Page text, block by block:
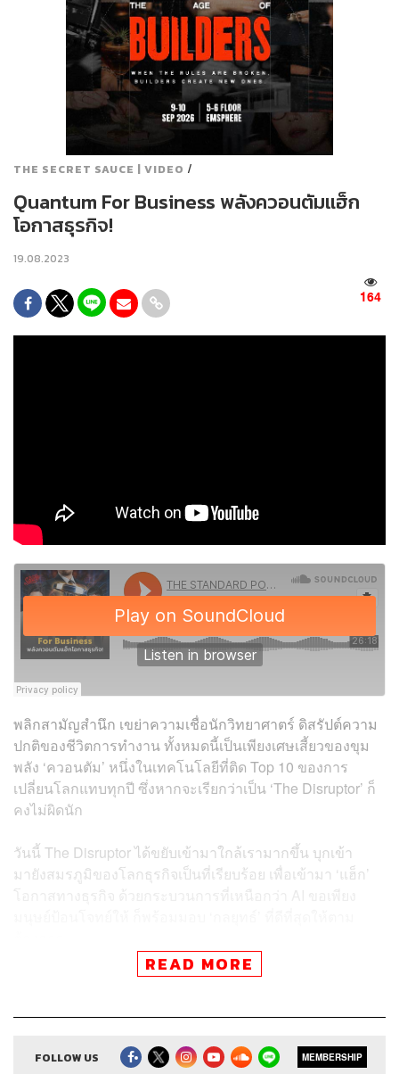
THE SECRET SAUCE | VIDEO /
Quantum For Business พลังควอนตัมแฮ็ก
โอกาสธุรกิจ!
19.08.2023
164
พลิกสามัญสำนึก เขย่าความเชื่อนักวิทยาศาตร์ ดิสรัปต์ความ
ปกติของชีวิตการทำงาน ทั้งหมดนี้เป็นเพียงเศษเสี้ยวของขุม
พลัง ‘ควอนตัม’ หนึ่งในเทคโนโลยีที่ติด Top 10 ของการ
เปลี่ยนโลกแทบทุกปี ซึ่งหากจะเรียกว่าเป็น ‘The Disruptor’ ก็
คงไม่ผิดนัก
วันนี้ The Disruptor ได้ขยับเข้ามาใกล้เรามากขึ้น บุกเข้า
มายังสมรภูมิของโลกธุรกิจเป็นที่เรียบร้อย เพื่อเข้ามา ‘แฮ็ก’
เอพิโสดนี้ พาคุณไปท่องจักรวาลควอนตัม
เป็นรูปธรรม
READ MORE
FOLLOW US MEMBERSHIP